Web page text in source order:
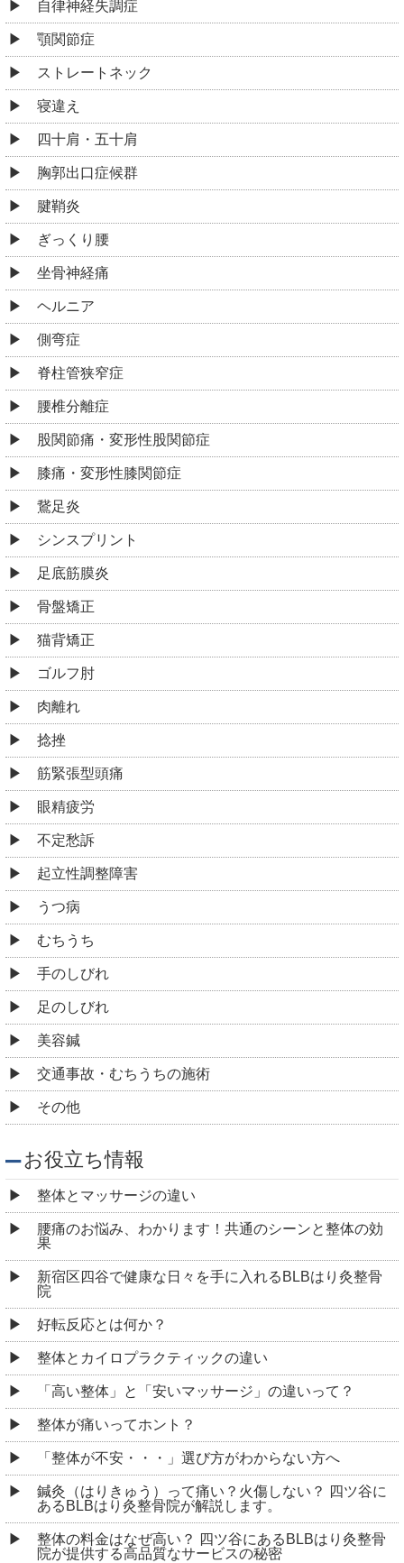
自律神経失調症
顎関節症
ストレートネック
寝違え
四十肩・五十肩
胸郭出口症候群
腱鞘炎
ぎっくり腰
坐骨神経痛
ヘルニア
側弯症
脊柱管狭窄症
腰椎分離症
股関節痛・変形性股関節症
膝痛・変形性膝関節症
鵞足炎
シンスプリント
足底筋膜炎
骨盤矯正
猫背矯正
ゴルフ肘
肉離れ
捻挫
筋緊張型頭痛
眼精疲労
不定愁訴
起立性調整障害
うつ病
むちうち
手のしびれ
足のしびれ
美容鍼
交通事故・むちうちの施術
その他
お役立ち情報
整体とマッサージの違い
腰痛のお悩み、わかります！共通のシーンと整体の効
果
新宿区四谷で健康な日々を手に入れるBLBはり灸整骨
院
好転反応とは何か？
整体とカイロプラクティックの違い
「高い整体」と「安いマッサージ」の違いって？
整体が痛いってホント？
「整体が不安・・・」選び方がわからない方へ
鍼灸（はりきゅう）って痛い？火傷しない？ 四ツ谷に
あるBLBはり灸整骨院が解説します。
整体の料金はなぜ高い？ 四ツ谷にあるBLBはり灸整骨
院が提供する高品質なサービスの秘密